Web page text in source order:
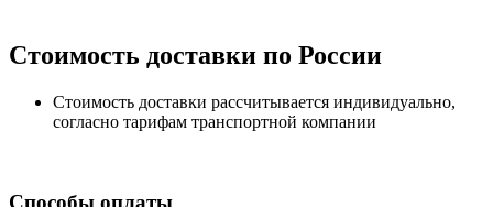
Стоимость доставки по России
Стоимость доставки рассчитывается индивидуально,
согласно тарифам транспортной компании
Способы оплаты